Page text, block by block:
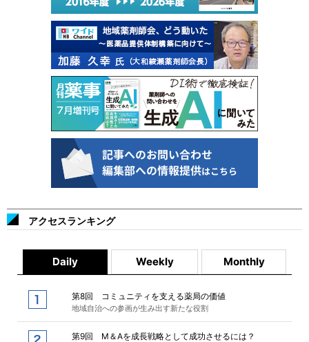
アクセスランキング
Daily Weekly Monthly
第8回 コミュニティを支える薬局の価値
地域自治への参画が生み出す新たな役割
第9回 M＆Aを成長戦略として成功させるには？